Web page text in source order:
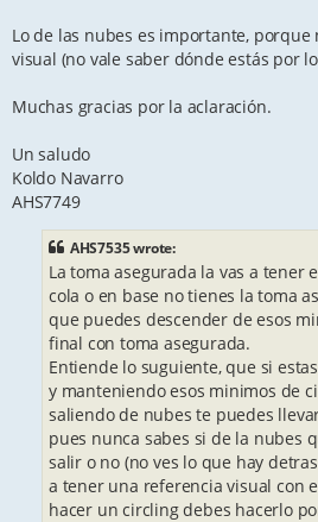
Lo de las nubes es importante, porque
visual (no vale saber dónde estás por
Muchas gracias por la aclaración.
Un saludo
Koldo Navarro
AHS7749
AHS7535 wrote:
La toma asegurada la vas a tener
cola o en base no tienes la toma
que puedes descender de esos
final con toma asegurada.
Entiende lo suguiente, que si
y manteniendo esos minimos de
saliendo de nubes te puedes
pues nunca sabes si de la nubes
salir o no (no ves lo que hay
a tener una referencia visual con
hacer un circling debes hacerlo